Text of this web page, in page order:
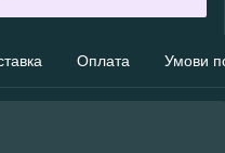
Оплата Умови